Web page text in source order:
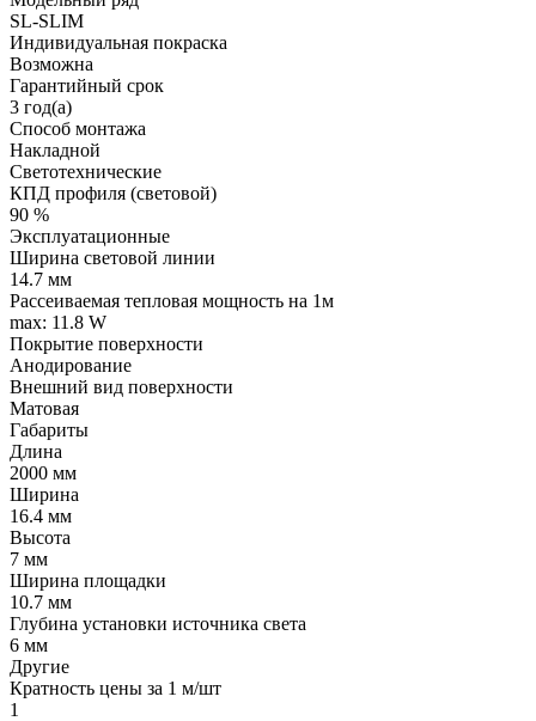
SL-SLIM
Индивидуальная покраска
Возможна
Гарантийный срок
3 год(а)
Способ монтажа
Накладной
Светотехнические
КПД профиля (cветовой)
90 %
Эксплуатационные
Ширина световой линии
14.7 мм
Рассеиваемая тепловая мощность на 1м
max: 11.8 W
Покрытие поверхности
Анодирование
Внешний вид поверхности
Матовая
Габариты
Длина
2000 мм
Ширина
16.4 мм
Высота
7 мм
Ширина площадки
10.7 мм
Глубина установки источника света
6 мм
Другие
Кратность цены за 1 м/шт
1